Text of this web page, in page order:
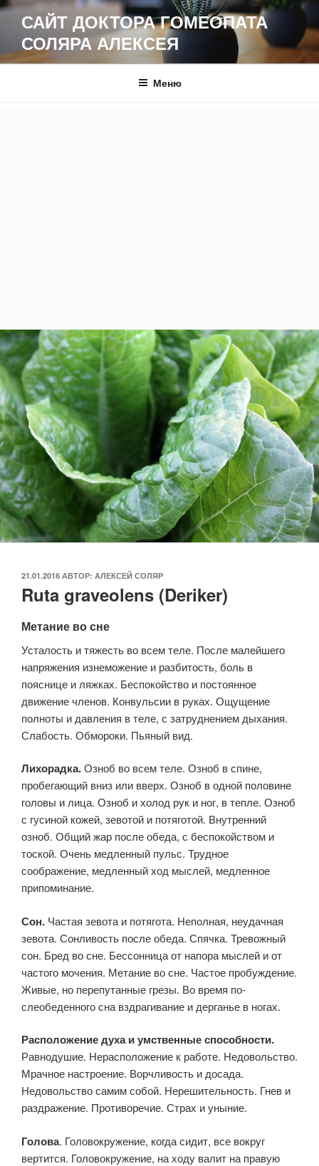
Перейти
содержимому
САЙТ ДОКТОРА ГОМЕОПАТА
СОЛЯРА АЛЕКСЕЯ
Меню
ОПУБЛИКОВАНО
21.01.2016 АВТОР: АЛЕКСЕЙ СОЛЯР
Ruta graveolens (Deriker)
Метание во сне
Усталость и тяжесть во всем теле. После малейшего
напряжения изнеможение и разбитость, боль в
пояснице и ляжках. Беспокойство и постоянное
движение членов. Конвульсии в руках. Ощущение
полноты и давления в теле, с затруднением дыхания.
Слабость. Обмороки. Пьяный вид.
Лихорадка.Озноб во всем теле. Озноб в спине,
пробегающий вниз или вверх. Озноб в одной половине
головы и лица. Озноб и холод рук и ног, в тепле. Озноб
с гусиной кожей, зевотой и потя­готой. Внутренний
озноб. Общий жар после обеда, с беспокойством и
тоской. Очень медленный пульс. Трудное
соображение, медлен­ный ход мыслей, медленное
припоминание.
Сон. Частая зевота и потягота. Неполная, неудачная
зевота. Сонливость после обеда. Спячка. Тревожный
сон. Бред во сне. Бес­сонница от напора мыслей и от
частого мочения. Метание во сне. Частое пробуждение.
Живые, но перепутанные грезы. Во время по­
слеобеденного сна вздрагивание и дерганье в ногах.
Расположение духа и умственные способности.
Равнодушие. Нерасположение к работе. Недовольство.
Мрачное настроение. Ворчливость и досада.
Недовольство самим собой. Нерешитель­ность. Гнев и
раздражение. Противоречие. Страх и уныние.
Голова. Головокружение, когда сидит, все вокруг
вертится. Головокружение, на ходу валит на правую